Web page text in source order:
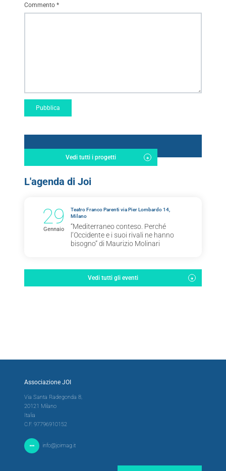
Vedi tutti i progetti
L'agenda di Joi
29
Gennaio
Teatro Franco Parenti via Pier Lombardo 14,
Milano
“Mediterraneo conteso. Perché
l’Occidente e i suoi rivali ne hanno
bisogno” di Maurizio Molinari
Vedi tutti gli eventi
Commento *
Associazione JOI
Via Santa Radegonda 8,
20121 Milano
Italia
C.F. 97796910152
info@joimag.it